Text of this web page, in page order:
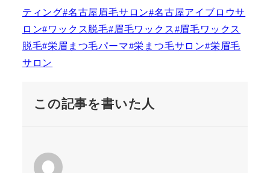
この記事を書いた人